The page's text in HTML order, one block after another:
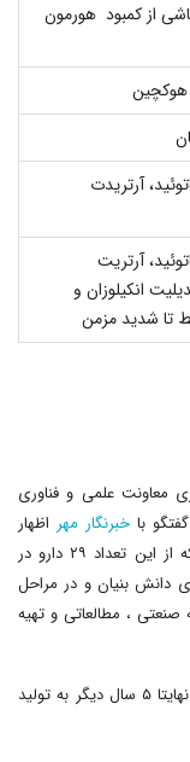
از کمبود هورمون
هوکچین
آرتریدت
آرتریت
انکیلوزان و
تا شدید مزمن
معاونت علمی و فناوری
باخبرنگار مهر اظهار
داشت: ایران ۶۱ دارو را در اولویت ملی خود دارد که از این تعداد ۲۹ دارو در
دانش بنیان و در مراحل
، مطالعاتی و تهیه
وی تاکید داشت: ۲۹ دارویی که در حال تولید است نهایتا ۵ سال دیگر به تولید